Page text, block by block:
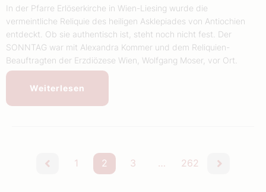
In der Pfarre Erlöserkirche in Wien-Liesing wurde die
vermeintliche Reliquie des heiligen Asklepiades von Antiochien
entdeckt. Ob sie authentisch ist, steht noch nicht fest. Der
SONNTAG war mit Alexandra Kommer und dem Reliquien-
Beauftragten der Erzdiözese Wien, Wolfgang Moser, vor Ort.
Weiterlesen
vorherige
1 2 3 … 262
nächste